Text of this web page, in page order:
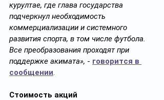
курултае, где глава государства
подчеркнул необходимость
коммерциализации и системного
развития спорта, в том числе футбола.
Все преобразования проходят при
поддержке акимата», - говорится в
сообщении.
Стоимость акций